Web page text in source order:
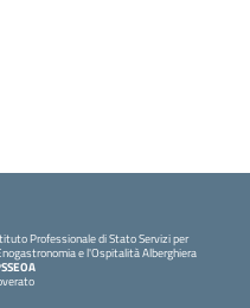
Professionale di Stato Servizi per
e l'Ospitalità Alberghiera